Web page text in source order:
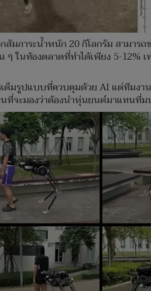
สัมภาระน้ำหนัก 20 กิโลกรัม สามาร
ในท้องตลาดที่ทำได้เพียง 5-12%
ต็มรูปแบบที่ควบคุมด้วย AI แต่ทีมง
ที่จะมองว่าต้องนำหุ่นยนต์มาแทนที่